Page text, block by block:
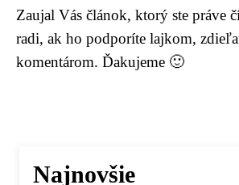
Zaujal Vás článok, ktorý ste práve
radi, ak ho podporíte lajkom,
komentárom. Ďakujeme 🙂
Najnovšie